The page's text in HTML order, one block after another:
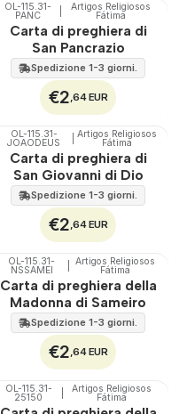
OL-115.31-
PANC
Artigos Religiosos
Fátima
Carta di preghiera di
San Pancrazio
Spedizione 1-3 giorni.
€2,64 EUR
OL-115.31-
JOAODEUS
Artigos Religiosos
Fátima
Carta di preghiera di
San Giovanni di Dio
Spedizione 1-3 giorni.
€2,64 EUR
OL-115.31-
NSSAMEI
Artigos Religiosos
Fátima
Carta di preghiera della
Madonna di Sameiro
Spedizione 1-3 giorni.
€2,64 EUR
OL-115.31-
25150
Artigos Religiosos
Fátima